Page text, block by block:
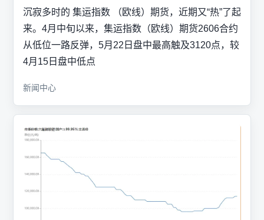
沉寂多时的 集运指数 （欧线）期货，近期又“热”了起
来。4月中旬以来，集运指数（欧线）期货2606合约
从低位一路反弹，5月22日盘中最高触及3120点，较
4月15日盘中低点
新闻中心